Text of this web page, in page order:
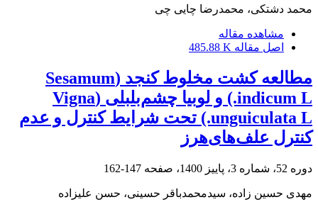
محمد دشتکی، محمدرضا چایی چی
مشاهده مقاله
اصل مقاله 485.88 K
مطالعه کشت مخلوط کنجد (Sesamum
indicum L.) و لوبیا چشم‌بلبلی (Vigna
unguiculata L.) تحت شرایط کنترل و عدم
کنترل علف‌های‌هرز
دوره 52، شماره 3، پاییز 1400، صفحه 147-162
مهدی حسین زاده، سیدمحمدباقر حسینی، حسن علیزاده